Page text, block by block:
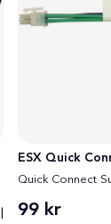
ESX Quick
Quick Connect
99 kr